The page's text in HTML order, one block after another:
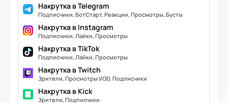
Накрутка в Telegram
Подписчики, БотСтарт, Реакции, Просмотры, Бусты
Накрутка в Instagram
Подписчики, Лайки, Просмотры
Накрутка в TikTok
Подписчики, Лайки, Просмотры
Накрутка в Twitch
Зрители, Просмотры VOD, Подписчики
Накрутка в Kick
Зрители, Подписчики